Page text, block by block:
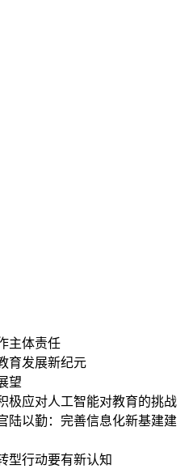
主体责任
育发展新纪元
望
极应对人工智能对教育的挑战
陆以勤：完善信息化新基建建
型行动要有新认知